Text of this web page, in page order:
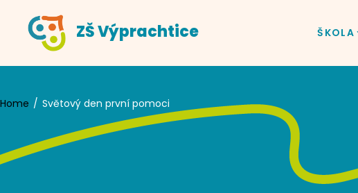
content
ZŠ Výprachtice ŠKOLA
Home Světový den první pomoci